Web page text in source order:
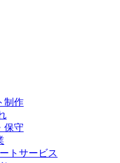
制作
保守
トサービス